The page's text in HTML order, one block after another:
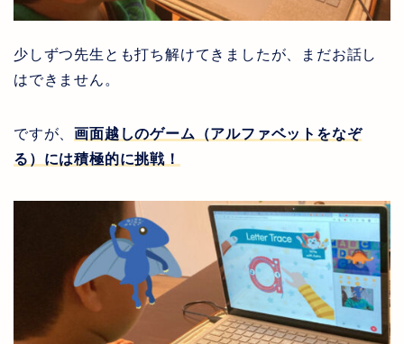
少しずつ先生とも打ち解けてきましたが、まだお話し
はできません。
ですが、画面越しのゲーム（アルファベットをなぞ
る）には積極的に挑戦！